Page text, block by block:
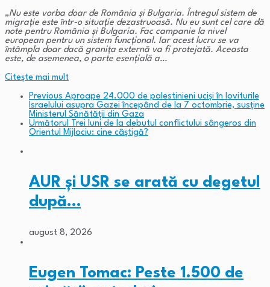
„Nu este vorba doar de România și Bulgaria. Întregul sistem de
migrație este într-o situație dezastruoasă. Nu eu sunt cel care dă
note pentru România și Bulgaria. Fac campanie la nivel
european pentru un sistem funcțional. Iar acest lucru se va
întâmpla doar dacă granița externă va fi protejată. Aceasta
este, de asemenea, o parte esențială a…
Citeşte mai mult
Previous Aproape 24.000 de palestinieni ucişi în loviturile
Israelului asupra Gazei începând de la 7 octombrie, susține
Ministerul Sănătăţii din Gaza
Următorul Trei luni de la debutul conflictului sângeros din
Orientul Mijlociu: cine câștigă?
AUR și USR se arată cu degetul
după…
august 8, 2026
Eugen Tomac: Peste 1.500 de